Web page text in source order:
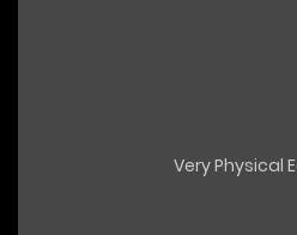
Very Physical